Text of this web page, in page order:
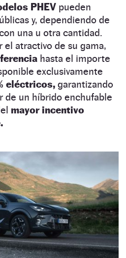
PHEV pueden
y, dependiendo de
una u otra cantidad.
el atractivo de su gama,
hasta el importe
exclusivamente
eléctricos, garantizando
de un híbrido enchufable
mayor incentivo